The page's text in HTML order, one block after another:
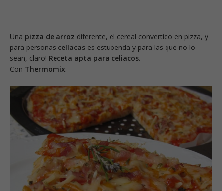
Una pizza de arroz diferente, el cereal convertido en pizza, y
para personas celíacas es estupenda y para las que no lo
sean, claro! Receta apta para celiacos.
Con Thermomix.